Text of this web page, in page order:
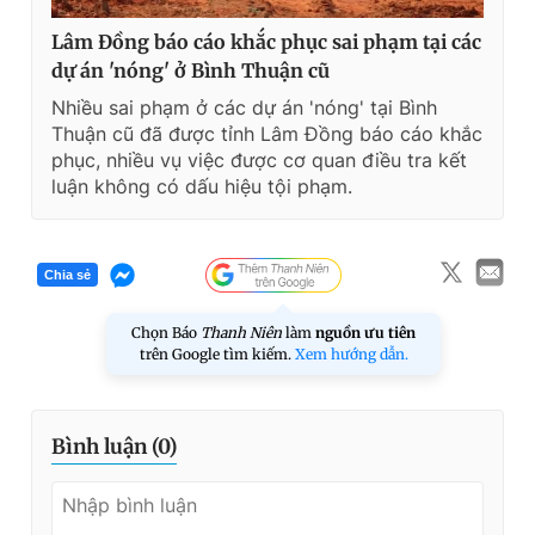
Lâm Đồng báo cáo khắc phục sai phạm tại các
dự án 'nóng' ở Bình Thuận cũ
Nhiều sai phạm ở các dự án 'nóng' tại Bình
Thuận cũ đã được tỉnh Lâm Đồng báo cáo khắc
phục, nhiều vụ việc được cơ quan điều tra kết
luận không có dấu hiệu tội phạm.
Chia sẻ
Chọn Báo Thanh Niên làm nguồn ưu tiên
trên Google tìm kiếm. Xem hướng dẫn.
Bình luận (0)